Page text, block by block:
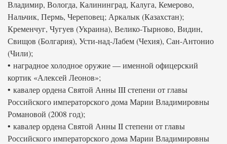
Владимир, Вологда, Калининград, Калуга, Кемерово,
Нальчик, Пермь, Череповец; Аркалык (Казахстан);
Кременчуг, Чугуев (Украина), Велико-Тырново, Видин,
Свищов (Болгария), Усти-над-Лабем (Чехия), Сан-Антонио
(Чили);
• наградное холодное оружие — именной офицерский
кортик «Алексей Леонов»;
• кавалер ордена Святой Анны III степени от главы
Российского императорского дома Марии Владимировны
Романовой (2008 год);
• кавалер ордена Святой Анны II степени от главы
Российского императорского дома Марии Владимировны